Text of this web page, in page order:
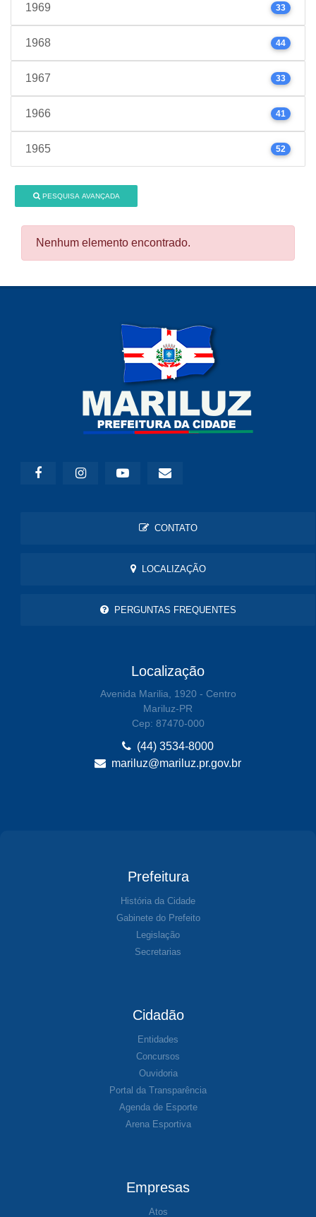
1969 33
1968 44
1967 33
1966 41
1965 52
PESQUISA AVANÇADA
Nenhum elemento encontrado.
CONTATO
LOCALIZAÇÃO
PERGUNTAS FREQUENTES
Localização
Avenida Marilia, 1920 - Centro
Mariluz-PR
Cep: 87470-000
(44) 3534-8000
mariluz@mariluz.pr.gov.br
Prefeitura
História da Cidade
Gabinete do Prefeito
Legislação
Secretarias
Cidadão
Entidades
Concursos
Ouvidoria
Portal da Transparência
Agenda de Esporte
Arena Esportiva
Empresas
Atos